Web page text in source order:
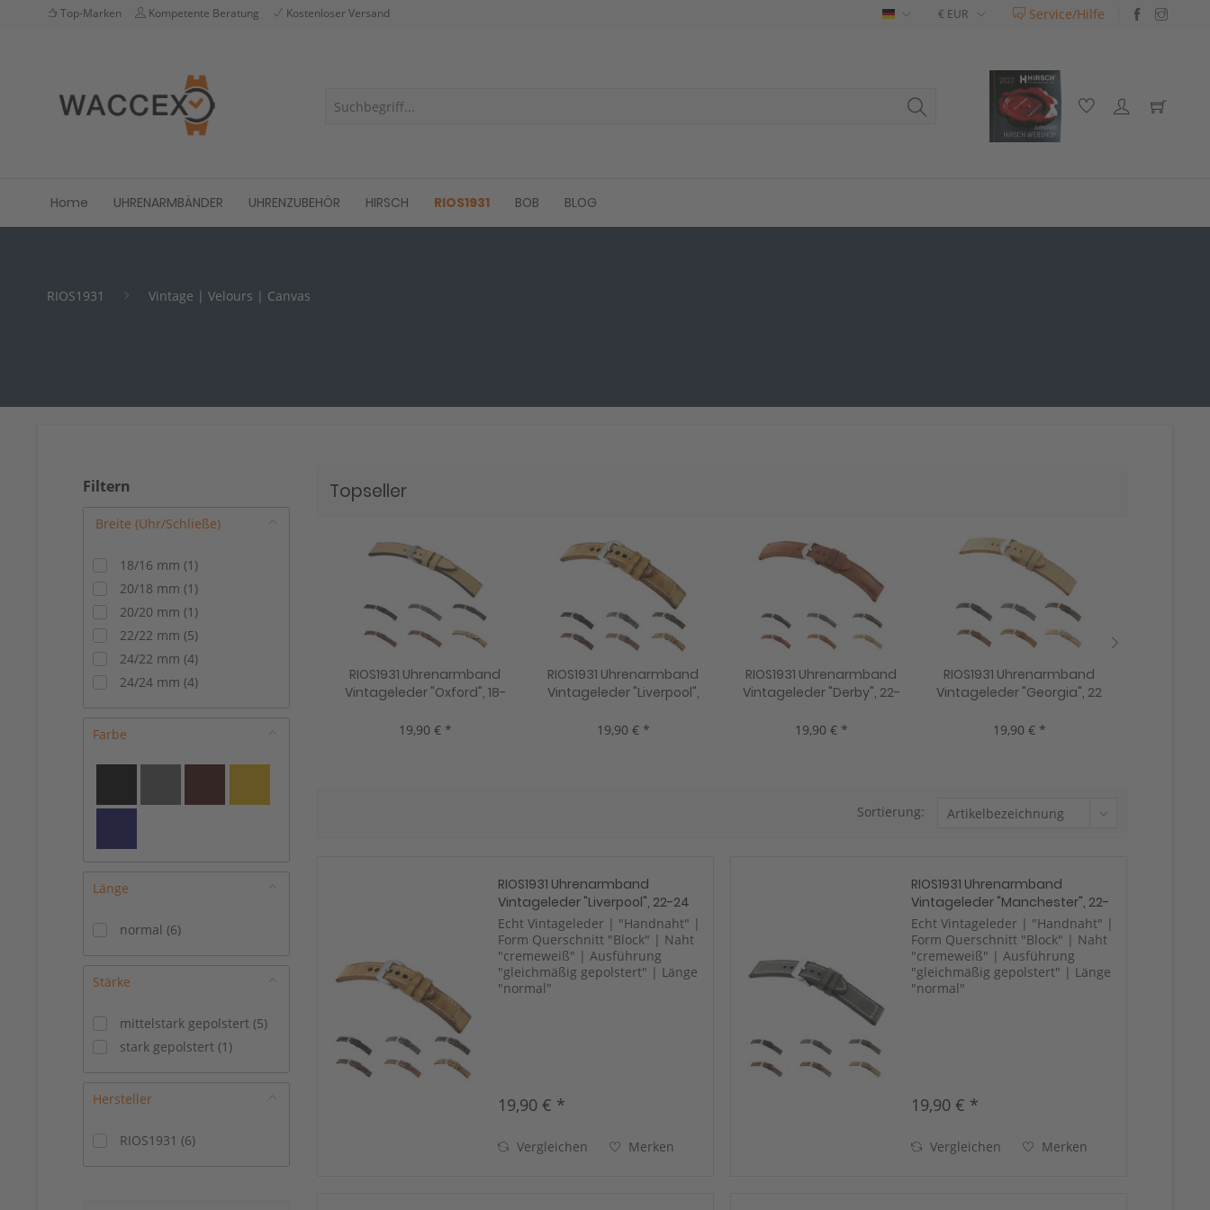
Top-Marken Kompetente Beratung Kostenloser Versand Deutsch Service/Hilfe
Home UHRENARMBÄNDER UHRENZUBEHÖR HIRSCH RIOS1931 BOB BLOG
RIOS1931 Vintage | Velours | Canvas
Filtern
18/16 mm (1 )
20/18 mm (1 )
20/20 mm (1 )
22/22 mm (5)
24/22 mm (4)
24/24 mm (4)
Farbe
Länge
normal (6)
Stärke
mittelstark gepolstert (5)
stark gepolstert (1 )
Hersteller
RIOS1931 (6)
Topseller
RIOS1931 Uhrenarmband
Vintageleder "Oxford", 18-
19,90 € *
RIOS1931 Uhrenarmband
Vintageleder "Liverpool",
19,90 € *
RIOS1931 Uhrenarmband
Vintageleder "Derby", 22-
19,90 € *
RIOS1931 Uhrenarmband
Vintageleder "Georgia", 22
19,90 € *
Sortierung:
RIOS1931 Uhrenarmband
Vintageleder "Liverpool", 22-24
mm, 3 Farben, neu!
Echt Vintageleder | "Handnaht" |
Form Querschnitt "Block" | Naht
"cremeweiß" | Ausführung
"gleichmäßig gepolstert" | Länge
"normal"
19,90 € *
Vergleichen Merken
RIOS1931 Uhrenarmband
Vintageleder "Manchester", 22-
24 mm, 4 Farben, neu!
Echt Vintageleder | "Handnaht" |
Form Querschnitt "Block" | Naht
"cremeweiß" | Ausführung
"gleichmäßig gepolstert" | Länge
"normal"
19,90 € *
Vergleichen Merken